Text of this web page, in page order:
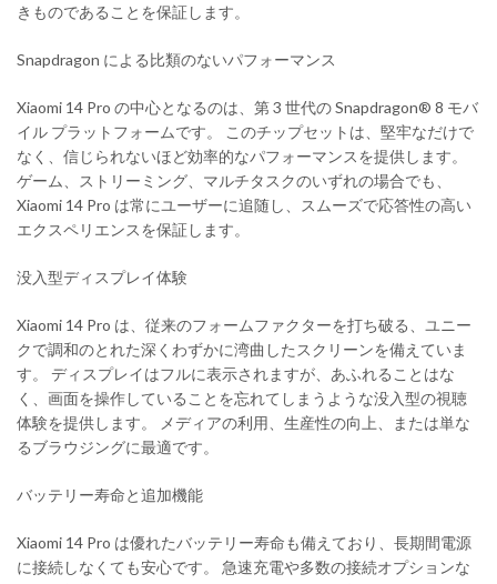
きものであることを保証します。
Snapdragon による比類のないパフォーマンス
Xiaomi 14 Pro の中心となるのは、第 3 世代の Snapdragon® 8 モバ
イル プラットフォームです。 このチップセットは、堅牢なだけで
なく、信じられないほど効率的なパフォーマンスを提供します。
ゲーム、ストリーミング、マルチタスクのいずれの場合でも、
Xiaomi 14 Pro は常にユーザーに追随し、スムーズで応答性の高い
エクスペリエンスを保証します。
没入型ディスプレイ体験
Xiaomi 14 Pro は、従来のフォームファクターを打ち破る、ユニー
クで調和のとれた深くわずかに湾曲したスクリーンを備えていま
す。 ディスプレイはフルに表示されますが、あふれることはな
く、画面を操作していることを忘れてしまうような没入型の視聴
体験を提供します。 メディアの利用、生産性の向上、または単な
るブラウジングに最適です。
バッテリー寿命と追加機能
Xiaomi 14 Pro は優れたバッテリー寿命も備えており、長期間電源
に接続しなくても安心です。 急速充電や多数の接続オプションな